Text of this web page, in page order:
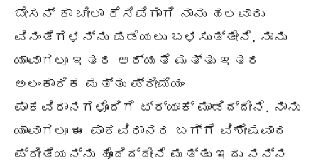
ಬೇಸನ್ ಕಾ ಚೀಲಾ ರೆಸಿಪಿಗಾಗಿ ನಾನು ಹಲವಾರು
ವಿನಂತಿಗಳನ್ನು ಪಡೆಯಲು ಬಳಸುತ್ತೇನೆ. ನಾನು
ಯಾವಾಗಲೂ ಇತರ ಆದ್ಯತೆ ಮತ್ತು ಇತರ
ಅಲಂಕಾರಿಕ ಮತ್ತು ಪ್ರೀಮಿಯಂ
ಪಾಕವಿಧಾನಗಳೊಂದಿಗೆ ಟ್ರ್ಯಾಕ್ ಮಾಡಿದ್ದೇನೆ. ನಾನು
ಯಾವಾಗಲೂ ಈ ಪಾಕವಿಧಾನದ ಬಗ್ಗೆ ವಿಶೇಷವಾದ
ಪ್ರೀತಿಯನ್ನು ಹೊಂದಿದ್ದೇನೆ ಮತ್ತು ಇದು ನನ್ನ